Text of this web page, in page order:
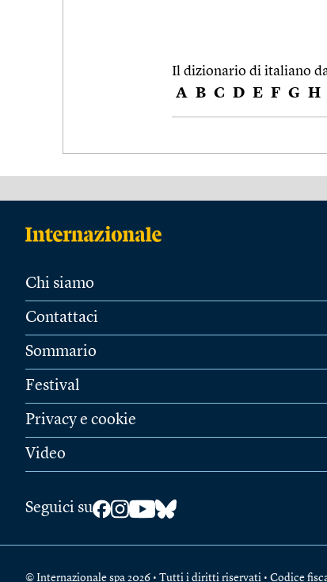
Il dizionario di italiano
A B C D E F G H
Chi siamo
Contattaci
Sommario
Festival
Privacy e cookie
Video
Seguici su
© Internazionale spa 2026 • Tutti i diritti riservati • Codice